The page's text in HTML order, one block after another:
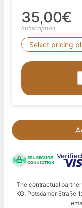
35,00€
Subscription
Select pricing
The contractual partner
KG, Potsdamer Straße